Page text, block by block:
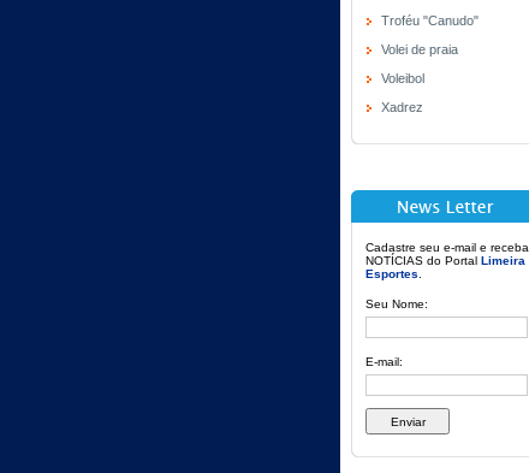
Troféu "Canudo"
Volei de praia
Voleibol
Xadrez
Cadastre seu e-mail e receba
NOTÍCIAS do Portal Limeira
Esportes
Seu Nome:
E-mail: